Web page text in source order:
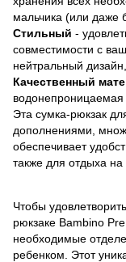
мальчика (или даже
Стильный -
совместимости с
нейтральный
Качественный
водонепроницаемая
Эта сумка-рюкзак
дополнениями,
обеспечивает
также для отдыха на
Чтобы
рюкзаке Bambino
необходимые
ребенком. Этот